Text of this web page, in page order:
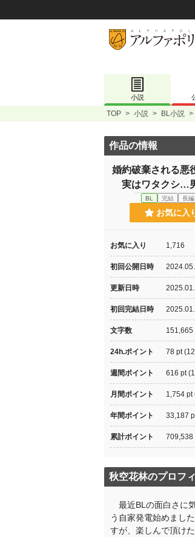
小説
TOP > 小説 > BL小説 >
作品の情報
婚約破棄される悪
実はワタクシ…
BL 完結 長編
お気に入
お気に入り 1,716
初回公開日時
更新日時
初回完結日時
文字数 151,665
24h.ポイント 78 pt
週間ポイント 616 pt
月間ポイント 1,754 pt
年間ポイント 33,187
累計ポイント 709,538
秋空花林のプロフ
最近BLの面白さに
う自家発電始めまし
すが、楽しんで頂け